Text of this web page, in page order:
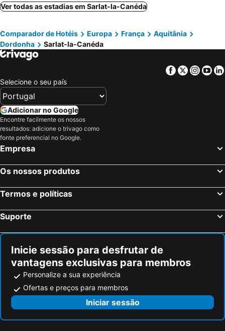
Saint-Laurent-sur-Manoire, Aquitânia Hotéis
Damazan, Aquitânia Hotéis
Souillac, Médios Pirinéus Hotéis
Le Bugue, Aquitânia Hotéis
Martel, Médios Pirinéus Hotéis
Marsac-sur-l'Isle, Aquitânia Hotéis
Chancelade, Aquitânia Hotéis
Bordéus, Aquitânia Hotéis
Mérignac, Aquitânia Hotéis
Cestas, Aquitânia Hotéis
Villenave-d'Ornon, Aquitânia Hotéis
Pessac, Aquitânia Hotéis
Gradignan, Aquitânia Hotéis
Nice, Provença-Alpes-Costa Azul Hotéis
Estrasburgo, Alsácia Hotéis
Montévrain, França Hotéis
Magny le Hongre, França Hotéis
Ver todas as estadias em Sarlat-la-Canéda
Comparador de Hotéis Europa França
Aquitânia
Dordonha
Sarlat-la-Canéda
Facebook
Twitter
Selecione o seu país
Adicionar no Google
Encontre facilmente os nossos
resultados: adicione o trivago como
fonte preferencial no Google.
Empresa
Os nossos produtos
Termos e políticas
Suporte
Inicie sessão para desfrutar de
vantagens exclusivas para membros
Personalize a sua experiência
Ofertas e preços para membros
Iniciar sessão